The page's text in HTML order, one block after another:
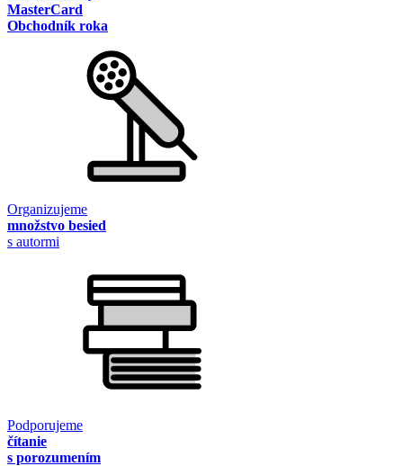
MasterCard
Obchodník roka
Organizujeme
množstvo besied
s autormi
Podporujeme
čítanie
s porozumením